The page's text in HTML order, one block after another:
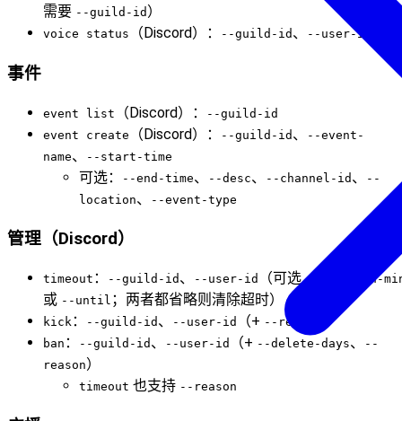
需要 --guild-id ）
voice status （Discord）： --guild-id 、 --user-id
事件
event list （Discord）：
--guild-id
event create
（Discord）： --guild-id 、
--event-
name、 --start-time
可选： --end-time、 --desc、 --channel-id 、
--
location、 --event-type
管理（Discord）
timeout ： --guild-id 、 --user-id （可选--duration-
或 --until ；两者都省略则清除超时）
kick ： --guild-id 、 --user-id （+ --reason ）
ban ： --guild-id 、 --user-id （+ --delete-days、
--
reason）
timeout 也支持 --reason